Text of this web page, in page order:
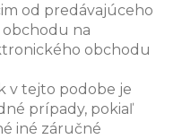
od predávajúceho
na
obchodu
v tejto podobe je
prípady, pokiaľ
iné záručné